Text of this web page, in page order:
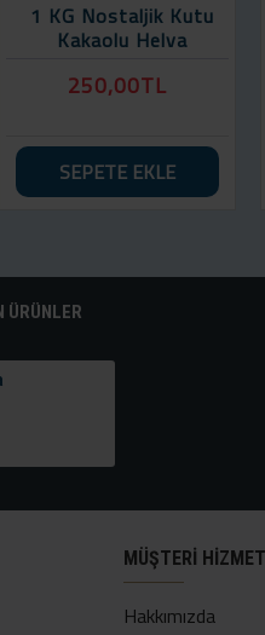
1 KG Nostaljik Kutu
Kakaolu Helva
250,00TL
SEPETE EKLE
ÜRÜNLER
MÜŞTERI
Hakkımızda